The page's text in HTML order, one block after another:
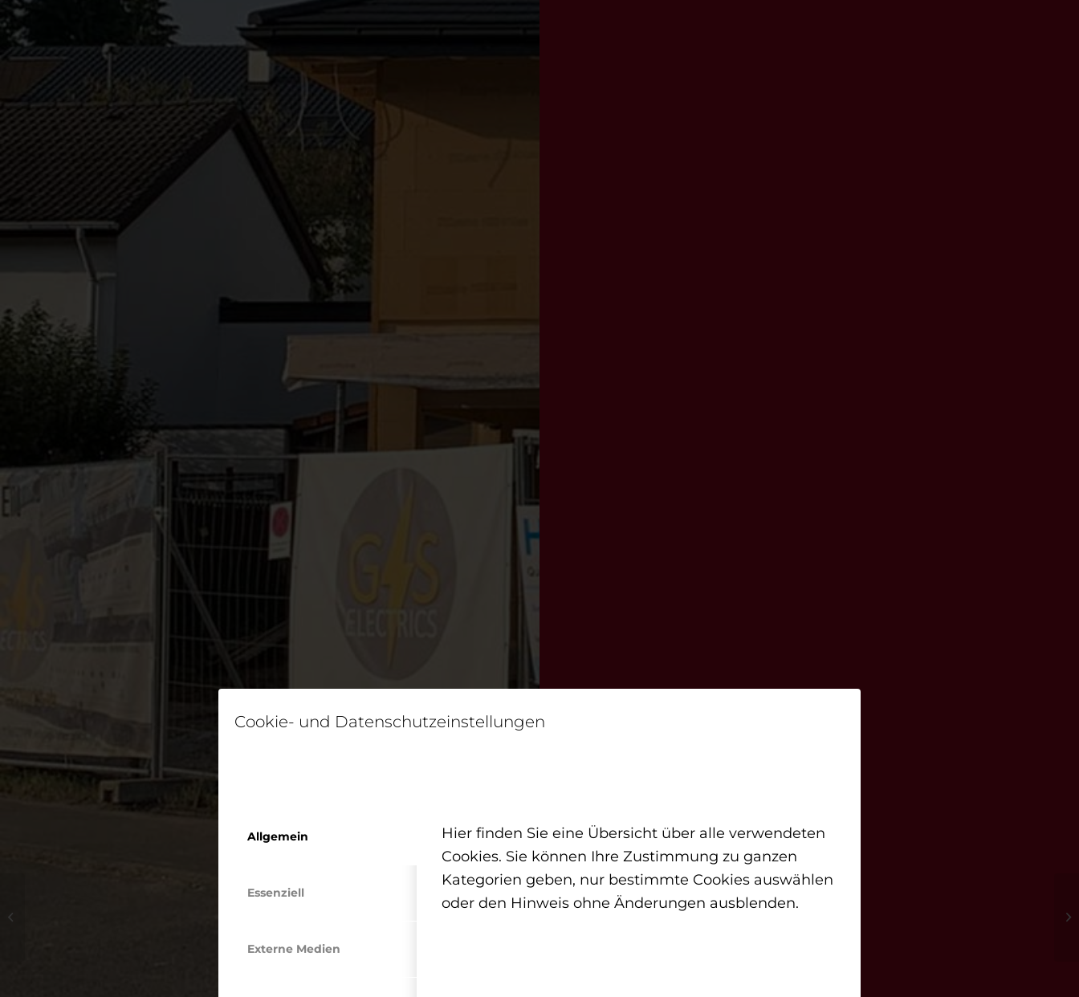
Cookie- und Datenschutzeinstellungen
Allgemein
Essenziell
Externe Medien
Hier finden Sie eine Übersicht über alle verwendeten
Cookies. Sie können Ihre Zustimmung zu ganzen
Kategorien geben, nur bestimmte Cookies auswählen
oder den Hinweis ohne Änderungen ausblenden.